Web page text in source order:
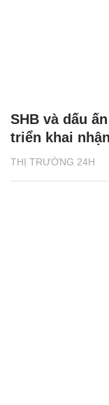
THỊ TRƯỜNG 24H
SHB và dấu
triển khai